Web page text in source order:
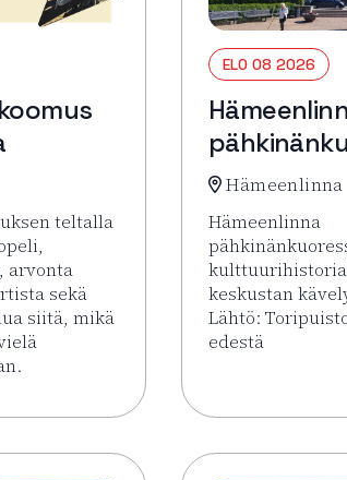
teltalla
arvonta
sekä
siitä, mikä
Forssan Kokoomus Holjat torilla
ELO 08 2026
Hämeenlinna
Hämeenlinna
keskustan
Lähtö:
edestä